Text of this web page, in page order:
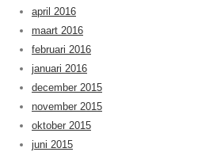
april 2016
maart 2016
februari 2016
januari 2016
december 2015
november 2015
oktober 2015
juni 2015